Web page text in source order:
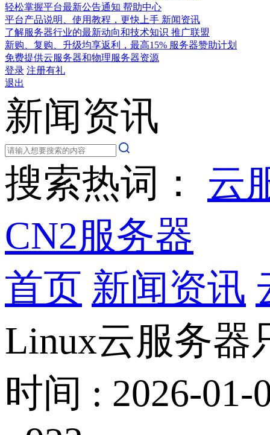
轻松掌握平台最新公告通知 帮助中心
平台产品说明、使用教程，更快上手 新闻资讯
了解服务器行业的最新动向和技术知识 推广联盟
新购、复购、升级均享返利，最高15% 服务器赞助计划
免费提供云服务器和物理服务器资源
登录 注册有礼
退出
新闻资讯
搜索热词： 云
CN2服务器
首页 新闻资讯
Linux云服务器
时间 : 2026-01-